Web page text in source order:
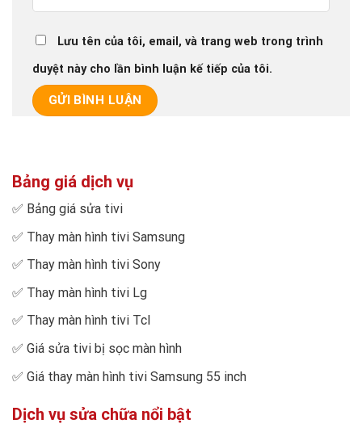
Lưu tên của tôi, email, và trang web trong trình
duyệt này cho lần bình luận kế tiếp của tôi.
Bảng giá dịch vụ
✅ Bảng giá sửa tivi
✅ Thay màn hình tivi Samsung
✅ Thay màn hình tivi Sony
✅ Thay màn hình tivi Lg
✅ Thay màn hình tivi Tcl
✅ Giá sửa tivi bị sọc màn hình
✅ Giá thay màn hình tivi Samsung 55 inch
Dịch vụ sửa chữa nổi bật